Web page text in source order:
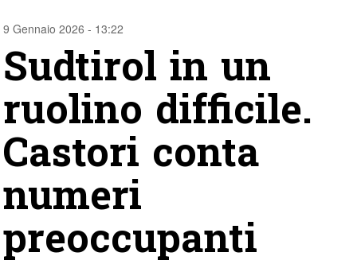
9 Gennaio 2026 - 13:22
Sudtirol in un
ruolino difficile.
Castori conta
numeri
preoccupanti